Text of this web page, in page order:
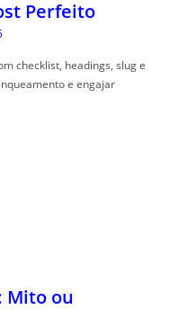
Perfeito
checklist, headings, slug e
e engajar
Mito ou